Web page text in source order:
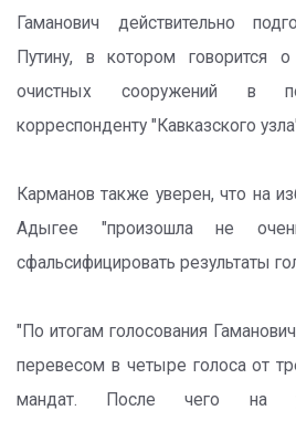
Гаманович действительно
Путину, в котором говорится о
очистных сооружений в
корреспонденту "Кавказского
Карманов также уверен, что на
Адыгее "произошла не
сфальсифицировать результаты
"По итогам голосования
перевесом в четыре голоса от
мандат. После чего на